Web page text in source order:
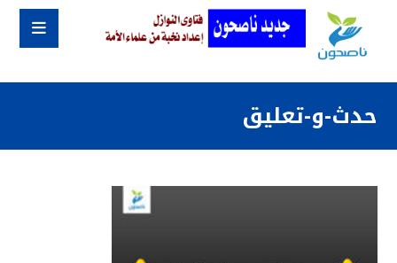
حدث-و-تعليق